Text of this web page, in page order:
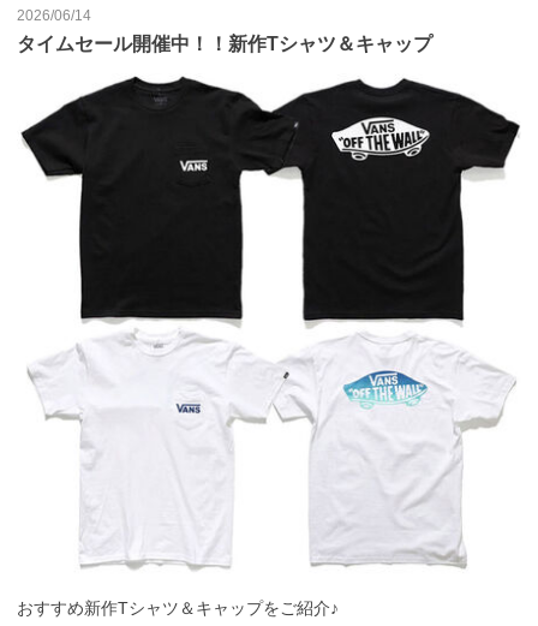
2026/06/14
タイムセール開催中！！新作Tシャツ＆キャップ
おすすめ新作Tシャツ＆キャップをご紹介♪